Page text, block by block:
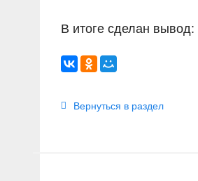
В итоге сделан вывод:
Вернуться в раздел